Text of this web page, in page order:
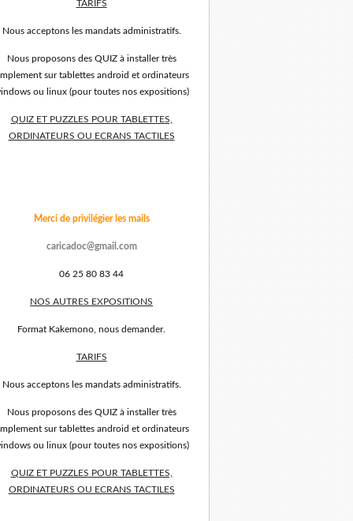
TARIFS
Nous acceptons les mandats administratifs.
Nous proposons des QUIZ à installer très
sur tablettes android et ordinateurs
ou linux (pour toutes nos expositions)
QUIZ ET PUZZLES POUR TABLETTES,
ORDINATEURS OU ECRANS TACTILES
Merci de privilégier les mails
caricadoc@gmail.com
06 25 80 83 44
NOS AUTRES EXPOSITIONS
Format Kakemono, nous demander.
TARIFS
Nous acceptons les mandats administratifs.
Nous proposons des QUIZ à installer très
sur tablettes android et ordinateurs
ou linux (pour toutes nos expositions)
QUIZ ET PUZZLES POUR TABLETTES,
ORDINATEURS OU ECRANS TACTILES